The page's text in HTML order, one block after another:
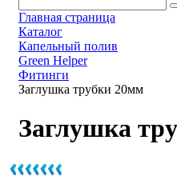
Главная страница
Каталог
Капельный полив
Green Helper
Фитинги
Заглушка трубки 20мм
Заглушка